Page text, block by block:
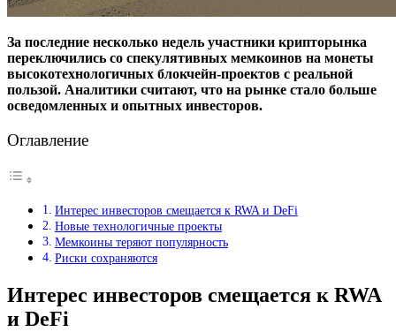
За последние несколько недель участники крипторынка
переключились со спекулятивных мемкоинов на монеты
высокотехнологичных блокчейн-проектов с реальной
пользой. Аналитики считают, что на рынке стало больше
осведомленных и опытных инвесторов.
Оглавление
Интерес инвесторов смещается к RWA и DeFi
Новые технологичные проекты
Мемкоины теряют популярность
Риски сохраняются
Интерес инвесторов смещается к RWA
и DeFi